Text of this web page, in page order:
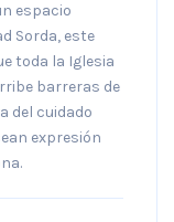
espacio
Sorda, este
toda la Iglesia
barreras de
del cuidado
expresión